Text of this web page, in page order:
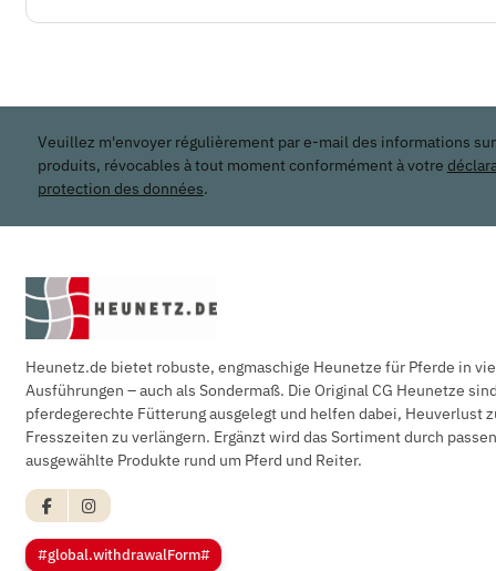
Veuillez m'envoyer régulièrement par e-mail des informations
produits, révocables à tout moment conformément à votre
protection des données.
Heunetz.de bietet robuste, engmaschige Heunetze für Pferde in
Ausführungen – auch als Sondermaß. Die Original CG Heunetze
pferdegerechte Fütterung ausgelegt und helfen dabei, Heuverlust
Fresszeiten zu verlängern. Ergänzt wird das Sortiment durch
ausgewählte Produkte rund um Pferd und Reiter.
#global.withdrawalForm#